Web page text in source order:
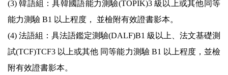
(3) 韓語組：具韓國語能力測驗(TOPIK)3 級以上或其他同等
能力測驗 B1 以上程度， 並檢附有效證書影本。
(4) 法語組：具法語鑑定測驗(DALF)B1 級以上、法文基礎測
試(TCF)TCF3 以上或其他 同等能力測驗 B1 以上程度，並檢
附有效證書影本。